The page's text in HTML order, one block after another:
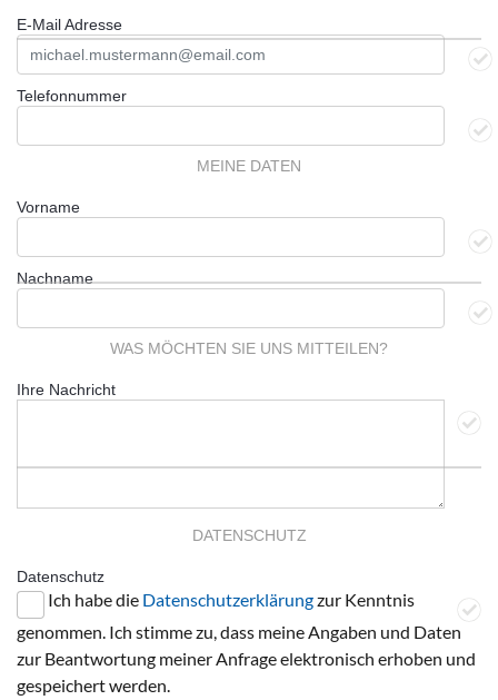
E-Mail Adresse
Telefonnummer
MEINE DATEN
Vorname
Nachname
WAS MÖCHTEN SIE UNS MITTEILEN?
Ihre Nachricht
DATENSCHUTZ
Datenschutz
Ich habe die Datenschutzerklärungzur Kenntnis
genommen. Ich stimme zu, dass meine Angaben und Daten
zur Beantwortung meiner Anfrage elektronisch erhoben und
gespeichert werden.